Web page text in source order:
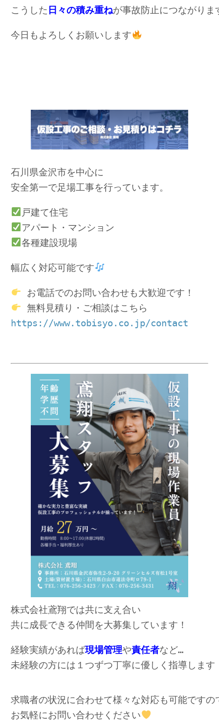
こうした 日々の積み重ねが事故防止につながりま
今日もよろしくお願いします
石川県金沢市を中心に
安全第一で足場工事を行っています。
戸建て住宅
アパート・マンション
各種建設現場
幅広く対応可能です
お電話でのお問い合わせも大歓迎です！
無料見積り・ご相談はこちら
https://www.tobisyo.co.jp/contact
株式会社鳶翔では共に支え合い
共に成長できる仲間を大募集しています！
経験実績があれば現場管理や責任者
未経験の方には１つずつ丁寧に優しく指導します
求職者の状況に合わせて様々な対応も可能ですの
お気軽にお問い合わせください